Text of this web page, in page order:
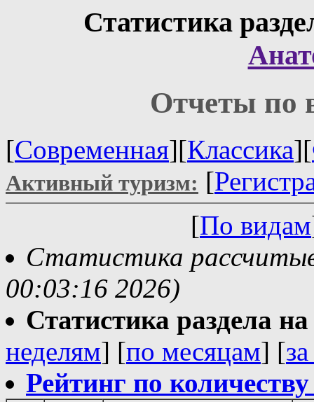
Статистика
Отчеты по
[Современная][Классика][
Активный туризм: [
[По видам
Статистика
00:03:16 2026)
Статистика раздела
неделям] [по месяцам] [
Рейтинг по